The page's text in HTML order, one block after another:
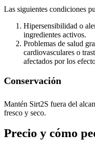
Las siguientes condiciones
Hipersensibilidad o
ingredientes activos.
Problemas de salud
cardiovasculares o
afectados por los
Conservación
Mantén Sirt2S fuera del
fresco y seco.
Precio y cómo